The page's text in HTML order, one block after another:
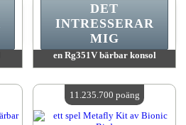
en Rg351V bärbar konsol
Antal tillgängliga:4
DET
INTRESSERAR
MIG
11.235.700 poäng